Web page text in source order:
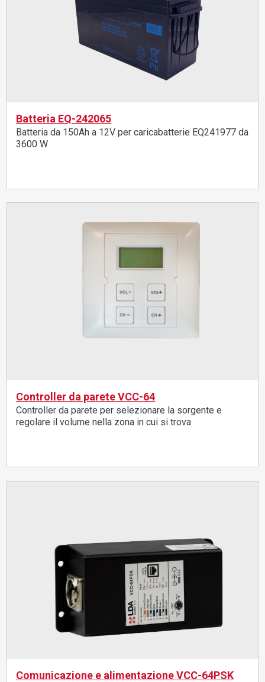
Batteria EQ-242065
Batteria da 150Ah a 12V per caricabatterie EQ241977 da
3600 W
Controller da parete VCC-64
Controller da parete per selezionare la sorgente e
regolare il volume nella zona in cui si trova
Comunicazione e alimentazione VCC-64PSK